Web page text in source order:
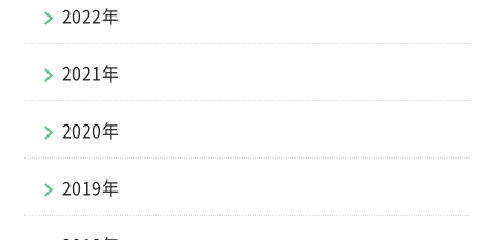
2022年
2021年
2020年
2019年